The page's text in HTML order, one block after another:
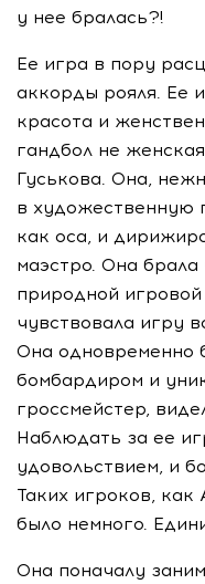
у нее бралась?!
Ее игра в пору
аккорды рояля. Ее
красота и
гандбол не
Гуськова. Она,
в художественную
как оса, и
маэстро. Она
природной
чувствовала игру
Она одновременно
бомбардиром и
гроссмейстер,
Наблюдать за ее
удовольствием, и
Таких игроков,
было немного.
Она поначалу